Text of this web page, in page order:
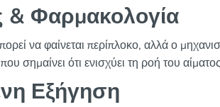
& Φαρμακολογία
να φαίνεται περίπλοκο, αλλά ο
σημαίνει ότι ενισχύει τη ροή του
Εξήγηση